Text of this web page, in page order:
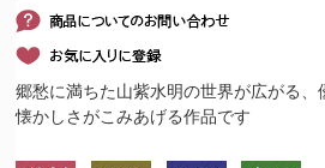
郷愁に満ちた山紫水明の世界が広がる、
懐かしさがこみあげる作品です